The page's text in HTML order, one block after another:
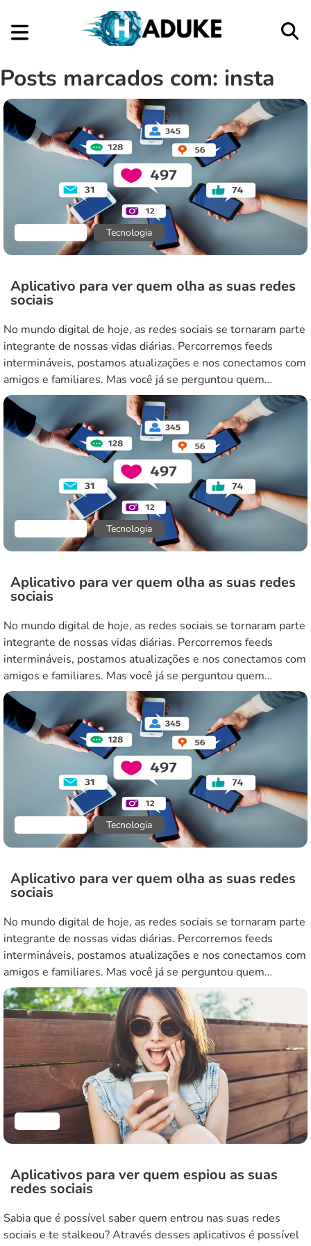
Posts marcados com: insta
Tecnologia
Aplicativo para ver quem olha as suas redes
sociais
No mundo digital de hoje, as redes sociais se tornaram parte
integrante de nossas vidas diárias. Percorremos feeds
intermináveis, postamos atualizações e nos conectamos com
amigos e familiares. Mas você já se perguntou quem
realmente está olhando seus perfis? A curiosidade de saber
quem visualiza as nossas redes sociais deu origem a
inúmeras aplicações que […]
Tecnologia
Aplicativo para ver quem olha as suas redes
sociais
No mundo digital de hoje, as redes sociais se tornaram parte
integrante de nossas vidas diárias. Percorremos feeds
intermináveis, postamos atualizações e nos conectamos com
amigos e familiares. Mas você já se perguntou quem
realmente está olhando seus perfis? A curiosidade de saber
quem visualiza as nossas redes sociais deu origem a
inúmeras aplicações que […]
Tecnologia
Aplicativo para ver quem olha as suas redes
sociais
No mundo digital de hoje, as redes sociais se tornaram parte
integrante de nossas vidas diárias. Percorremos feeds
intermináveis, postamos atualizações e nos conectamos com
amigos e familiares. Mas você já se perguntou quem
realmente está olhando seus perfis? A curiosidade de saber
quem visualiza as nossas redes sociais deu origem a
inúmeras aplicações que […]
Aplicativos para ver quem espiou as suas
redes sociais
Sabia que é possível saber quem entrou nas suas redes
sociais e te stalkeou? Através desses aplicativos é possível